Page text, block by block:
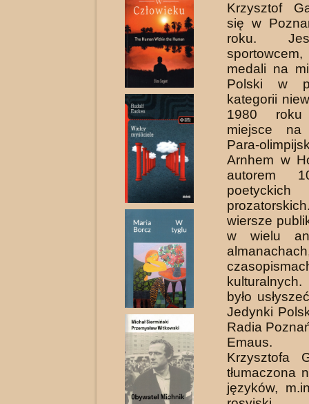
Krzysztof
się w
roku.
medali na
Polski w
kategorii
1980
miejsce na
Para-
Arnhem w
autorem
wiersze
w wielu
było
Jedynki
Radia
Emaus.
Krzysztofa
tłumaczona
języków,